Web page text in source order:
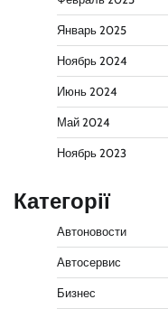
Январь 2025
Ноябрь 2024
Июнь 2024
Май 2024
Ноябрь 2023
Категорії
Автоновости
Автосервис
Бизнес